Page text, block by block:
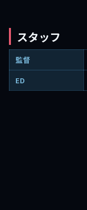
スタッフ
監督
ED